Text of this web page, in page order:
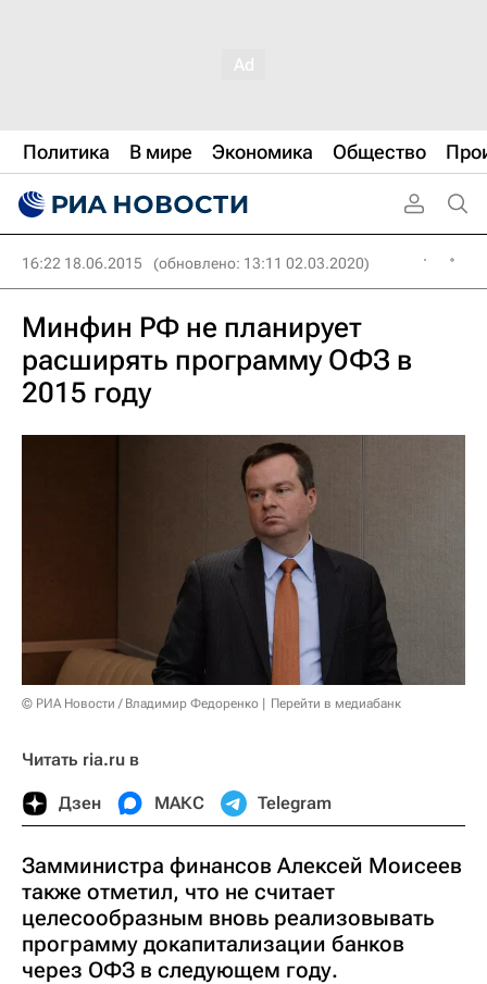
Политика В мире Экономика Общество
16:22 18.06.2015 (обновлено: 13:11 02.03.2020)
Минфин РФ не планирует
расширять программу ОФЗ в
2015 году
© РИА Новости / Владимир Федоренко Перейти в медиабанк
Читать ria.ru в
Дзен МАКС Telegram
Замминистра финансов Алексей Моисеев
также отметил, что не считает
целесообразным вновь реализовывать
программу докапитализации банков
через ОФЗ в следующем году.